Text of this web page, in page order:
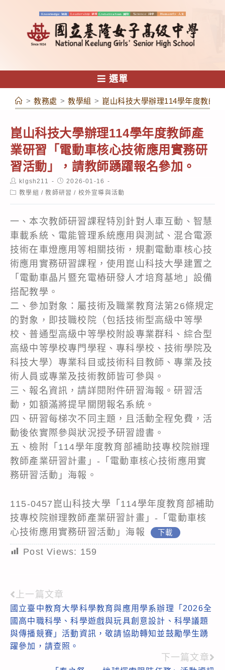
容
選單
> 教務處 > 教學組 > 崑山科技大學辦理114學年度教師
崑山科技大學辦理114學年度教師產
業研習「電動車核心技術應用實務研
習活動」，請教師踴躍報名參加。
Post
author:
klgsh211
Post
published:
2026-01-16
Post教學組 / 教師研習 / 校外宣導與活動
一、本次教師研習課程特別針對人車互動、智慧
車載系統、電能管理系統應用與測試、混合電源
技術在車燈應用等相關技術，規劃電動車核心技
術應用實務研習課程，使用崑山科技大學建置之
「電動車晶片暨充電樁研發人才培育基地」設備
搭配教學。
二、參加對象：屬技術及職業教育法第26條規定
的對象，即技職校院（包括技術型高級中等學
校、普通型高級中等學校附設專業群科、綜合型
高級中等學校專門學程、專科學校、技術學院及
科技大學）專業科目或技術科目教師、專業及技
術人員或專業及技術教師皆可參與。
三、報名資訊，請詳閱附件研習海報。研習活
動，如額滿將提早關閉報名系統。
四、研習每梯次不同主題，且活動全程免費，活
動後依實際參與狀況授予研習證書。
五、檢附「114學年度教育部補助技專校院辦理
教師產業研習計畫」-「電動車核心技術應用實
務研習活動」海報。
115-0457崑山科技大學「114學年度教育部補助
技專校院辦理教師產業研習計畫」-「電動車核
心技術應用實務研習活動」海報
下載
Post Views: 159
Read
more
articles
上一篇文章
國立臺中教育大學科學教育與應用學系辦理「2026全
國高中職科學、科學遊戲與玩具創意設計、科學議題
與傳播競賽」活動資訊，敬請協助轉知並鼓勵學生踴
躍參加，請查照。
下一篇文章